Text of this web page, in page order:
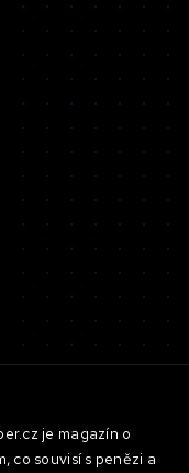
je magazín o
co souvisí s penězi a